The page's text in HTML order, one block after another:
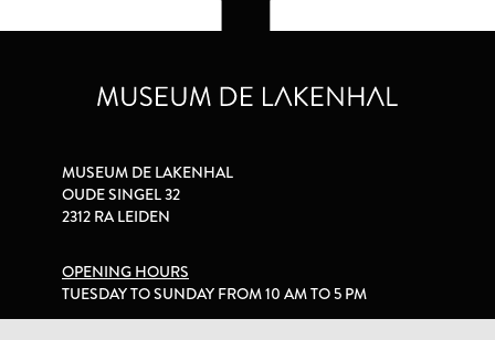
MUSEUM DE LAKENHAL
OUDE SINGEL 32
2312 RA LEIDEN
OPENING HOURS
TUESDAY TO SUNDAY FROM 10 AM TO 5 PM